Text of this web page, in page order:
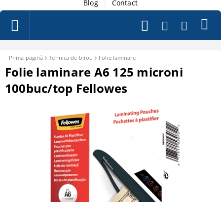
Blog
Contact
Prima pagină Tehnica de birou Folie laminare
Folie laminare A6 125 microni
100buc/top Fellowes